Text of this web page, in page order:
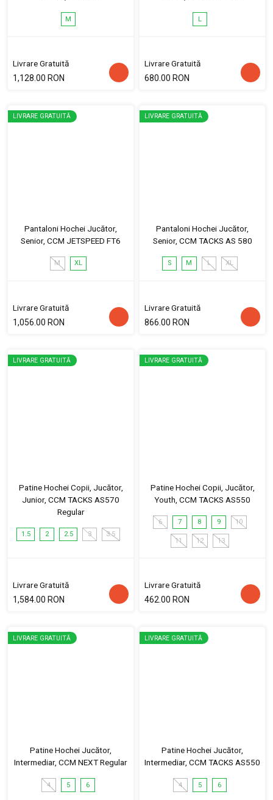
M
Livrare Gratuită
1,128.00 RON
L
Livrare Gratuită
680.00 RON
LIVRARE GRATUITĂ
Pantaloni Hochei Jucător,
Senior, CCM JETSPEED FT6
M XL
Livrare Gratuită
1,056.00 RON
LIVRARE GRATUITĂ
Pantaloni Hochei Jucător,
Senior, CCM TACKS AS 580
S M L XL
Livrare Gratuită
866.00 RON
LIVRARE GRATUITĂ
Patine Hochei Copii, Jucător,
Junior, CCM TACKS AS570
Regular
1.5 2 2.5 3 3.5
Livrare Gratuită
1,584.00 RON
LIVRARE GRATUITĂ
Patine Hochei Copii, Jucător,
Youth, CCM TACKS AS550
6 7 8 9 10
11 12 13
Livrare Gratuită
462.00 RON
LIVRARE GRATUITĂ
Patine Hochei Jucător,
Intermediar, CCM NEXT Regular
4 5 6
LIVRARE GRATUITĂ
Patine Hochei Jucător,
Intermediar, CCM TACKS AS550
4 5 6